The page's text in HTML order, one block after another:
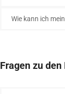
Wie kann ich
Fragen zu